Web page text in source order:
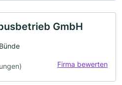
GmbH
Firma bewerten